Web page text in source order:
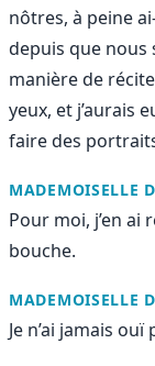
nôtres, à peine
depuis que nous
manière de
yeux, et j’aurais
faire des
MADEMOISELLE
Pour moi, j’en
bouche.
MADEMOISELLE
Je n’ai jamais